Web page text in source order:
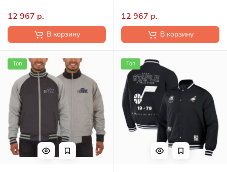
12 967 р.
В корзину
12 967 р.
В корзину
Топ Топ